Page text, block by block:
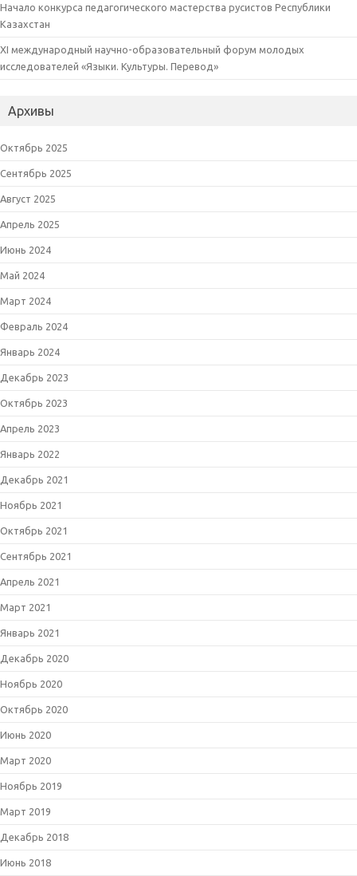
Начало конкурса педагогического мастерства русистов Республики
Казахстан
XI международный научно-образовательный форум молодых
исследователей «Языки. Культуры. Перевод»
Архивы
Октябрь 2025
Сентябрь 2025
Август 2025
Апрель 2025
Июнь 2024
Май 2024
Март 2024
Февраль 2024
Январь 2024
Декабрь 2023
Октябрь 2023
Апрель 2023
Январь 2022
Декабрь 2021
Ноябрь 2021
Октябрь 2021
Сентябрь 2021
Апрель 2021
Март 2021
Январь 2021
Декабрь 2020
Ноябрь 2020
Октябрь 2020
Июнь 2020
Март 2020
Ноябрь 2019
Март 2019
Декабрь 2018
Июнь 2018